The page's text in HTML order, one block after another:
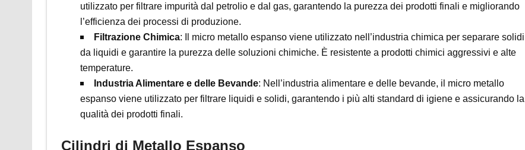
utilizzato per filtrare impurità dal petrolio e dal gas, garantendo la purezza dei prodotti finali e migliorando
l’efficienza dei processi di produzione.
Filtrazione Chimica: Il micro metallo espanso viene utilizzato nell’industria chimica per separare solidi
da liquidi e garantire la purezza delle soluzioni chimiche. È resistente a prodotti chimici aggressivi e alte
temperature.
Industria Alimentare e delle Bevande: Nell’industria alimentare e delle bevande, il micro metallo
espanso viene utilizzato per filtrare liquidi e solidi, garantendo i più alti standard di igiene e assicurando la
qualità dei prodotti finali.
Cilindri di Metallo Espanso